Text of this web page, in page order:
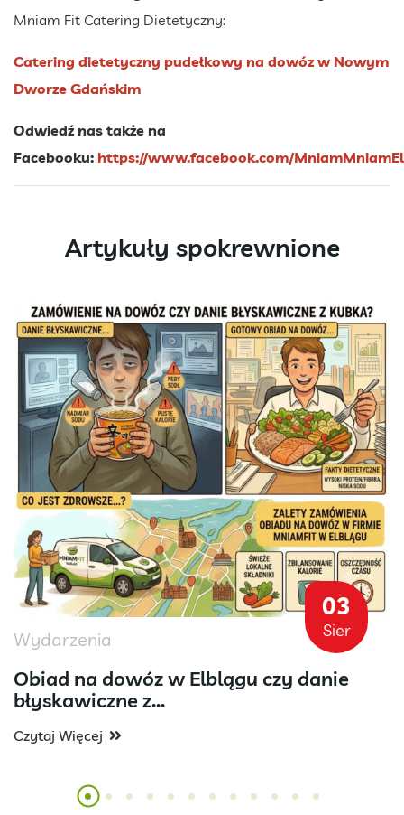
Mniam Fit Catering Dietetyczny:
Catering dietetyczny pudełkowy na dowóz w Nowym
Dworze Gdańskim
Odwiedź nas także na
Facebooku: https://www.facebook.com/
Artykuły spokrewnione
03
Sier
Wydarzenia
Obiad na dowóz w Elblągu czy danie
błyskawiczne z...
Czytaj Więcej